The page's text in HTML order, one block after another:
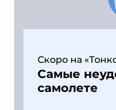
Скоро на
Самые
самолете